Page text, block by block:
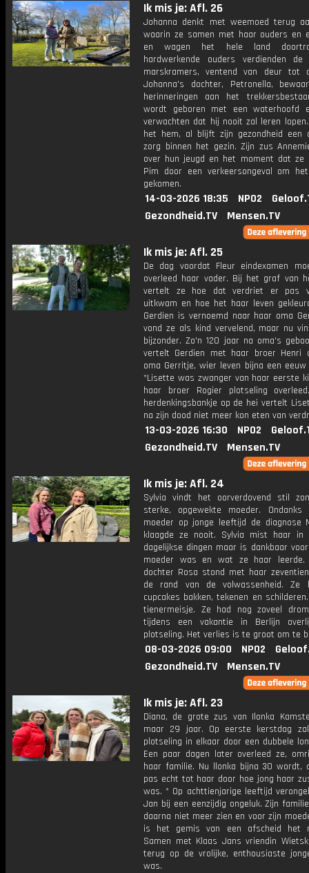
Ik mis je: Afl. 26
Johanna denkt met weemoed terug
waarin ze samen met haar ouders en
en wagen het hele land
hardwerkende ouders verdienden
marskramers, ventend van deur tot
Johanna's dochter, Petronella,
herinneringen aan het
wordt geboren met een waterhoofd
verwachten dat hij nooit zal leren
het hem, al blijft zijn gezondheid een
zorg binnen het gezin. Zijn zus
over hun jeugd en het moment dat ze
Pim door een verkeersongeval om
gekomen.
14-03-2026 18:35 NPO2
Gezondheid.TV
Mensen.TV
Ik mis je: Afl. 25
De dag voordat Fleur eindexamen
overleed haar vader. Bij het graf van
vertelt ze hoe dat verdriet er pas
uitkwam en hoe het haar leven
Gerdien is vernoemd naar haar oma
vond ze als kind vervelend, maar nu
bijzonder. Zo'n 120 jaar na oma's
vertelt Gerdien met haar broer Henri
oma Gerritje, wier leven bijna een
*Lisette was zwanger van haar eerste
haar broer Rogier plotseling
herdenkingsbankje op de hei vertelt
na zijn dood niet meer kon eten van
13-03-2026 16:30 NPO2
Gezondheid.TV
Mensen.TV
Ik mis je: Afl. 24
Sylvia vindt het oorverdovend stil
sterke, opgewekte moeder.
moeder op jonge leeftijd de diagnose
klaagde ze nooit. Sylvia mist haar in
dagelijkse dingen maar is dankbaar
moeder was en wat ze haar leerde.
dochter Rosa stond met haar
de rand van de volwassenheid. Ze
cupcakes bakken, tekenen en
tienermeisje. Ze had nog zoveel
tijdens een vakantie in Berlijn
plotseling. Het verlies is te groot om te
08-03-2026 09:00 NPO2
Gezondheid.TV
Mensen.TV
Ik mis je: Afl. 23
Diana, de grote zus van Ilonka
maar 29 jaar. Op eerste kerstdag
plotseling in elkaar door een dubbele
Een paar dagen later overleed ze,
haar familie. Nu llonka bijna 30 wordt,
pas echt tot haar door hoe jong haar
was. * Op achttienjarige leeftijd
Jan bij een eenzijdig ongeluk. Zijn
daarna niet meer zien en voor zijn
is het gemis van een afscheid het
Samen met Klaas Jans vriendin
terug op de vrolijke, enthousiaste
was.